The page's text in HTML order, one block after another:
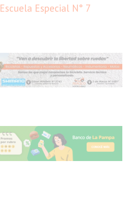
Escuela Especial N° 7